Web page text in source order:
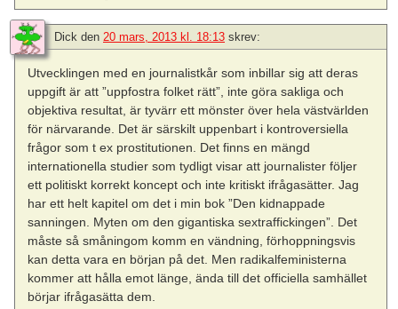
Dick den 20 mars, 2013 kl. 18:13 skrev:
Utvecklingen med en journalistkår som inbillar sig att deras
uppgift är att ”uppfostra folket rätt”, inte göra sakliga och
objektiva resultat, är tyvärr ett mönster över hela västvärlden
för närvarande. Det är särskilt uppenbart i kontroversiella
frågor som t ex prostitutionen. Det finns en mängd
internationella studier som tydligt visar att journalister följer
ett politiskt korrekt koncept och inte kritiskt ifrågasätter. Jag
har ett helt kapitel om det i min bok ”Den kidnappade
sanningen. Myten om den gigantiska sextraffickingen”. Det
måste så småningom komm en vändning, förhoppningsvis
kan detta vara en början på det. Men radikalfeministerna
kommer att hålla emot länge, ända till det officiella samhället
börjar ifrågasätta dem.